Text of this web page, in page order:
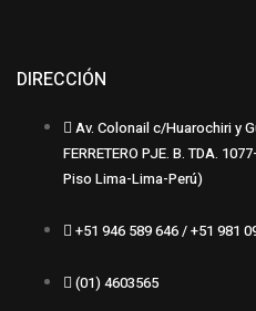
DIRECCIÓN
Av. Colonail c/Huarochiri y
FERRETERO PJE. B. TDA.
Piso Lima-Lima-Perú)
+51 946 589 646 / +51 981
(01) 4603565